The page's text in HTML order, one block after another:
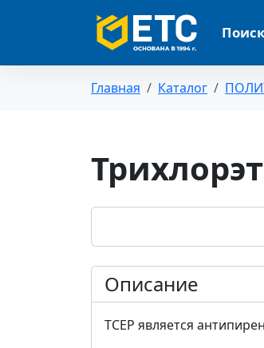
Поиск
Главная Каталог
Описание
TCEP является